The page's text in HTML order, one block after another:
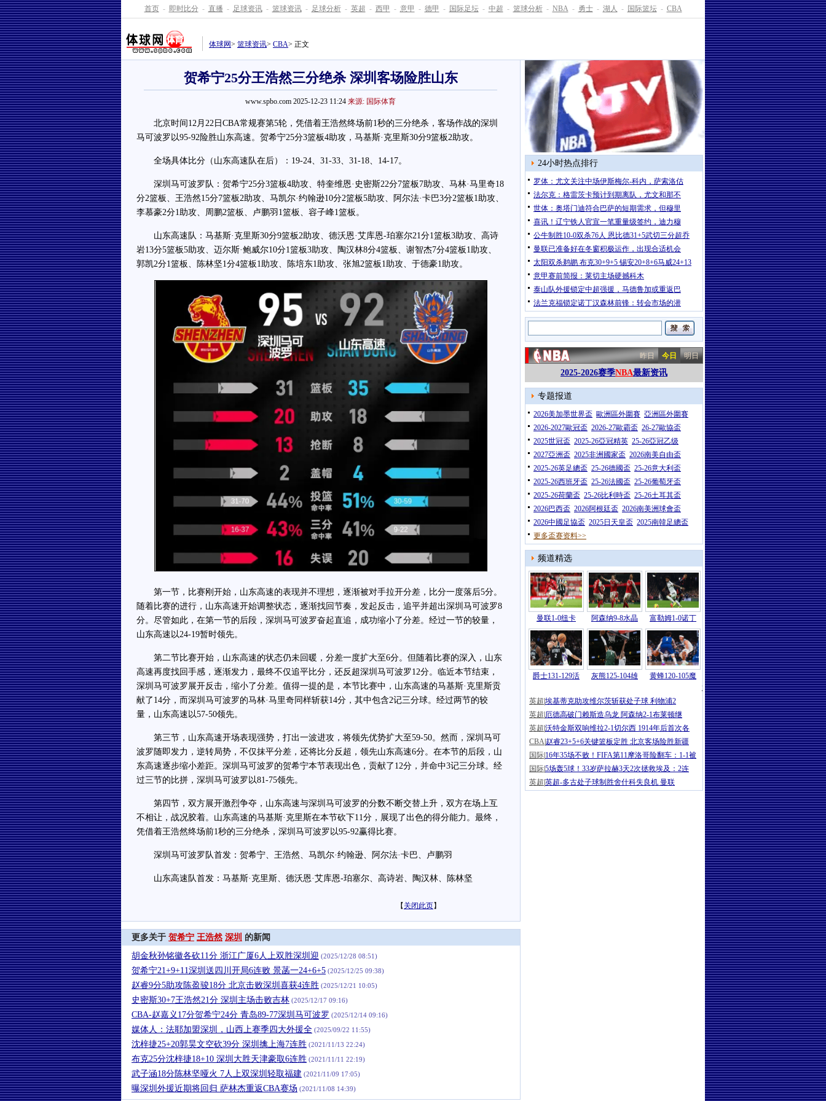
首页 - 即时比分 - 直播 - 足球资讯 - 篮球资讯 - 足球分析 - 英超 - 西甲 - 意甲 - 德甲 - 国际足坛 - 中超 - 篮球分析 - NBA - 勇士 - 湖人 - 国际篮坛 - CBA
体球网> 篮球资讯> CBA> 正文
贺希宁25分王浩然三分绝杀 深圳客场险胜山东
www.spbo.com 2025-12-23 11:24 来源: 国际体育
北京时间12月22日CBA常规赛第5轮，凭借着王浩然终场前1秒的三分绝杀，客场作战的深圳
马可波罗以95-92险胜山东高速。贺希宁25分3篮板4助攻，马基斯·克里斯30分9篮板2助攻。
全场具体比分（山东高速队在后）：19-24、31-33、31-18、14-17。
深圳马可波罗队：贺希宁25分3篮板4助攻、特奎维恩·史密斯22分7篮板7助攻、马林·马里奇18
分2篮板、王浩然15分7篮板2助攻、马凯尔·约翰逊10分2篮板5助攻、阿尔法·卡巴3分2篮板1助攻、
李慕豪2分1助攻、周鹏2篮板、卢鹏羽1篮板、容子峰1篮板。
山东高速队：马基斯·克里斯30分9篮板2助攻、德沃恩·艾库恩-珀塞尔21分1篮板3助攻、高诗
岩13分5篮板5助攻、迈尔斯·鲍威尔10分1篮板3助攻、陶汉林8分4篮板、谢智杰7分4篮板1助攻、
郭凯2分1篮板、陈林坚1分4篮板1助攻、陈培东1助攻、张旭2篮板1助攻、于德豪1助攻。
第一节，比赛刚开始，山东高速的表现并不理想，逐渐被对手拉开分差，比分一度落后5分。
随着比赛的进行，山东高速开始调整状态，逐渐找回节奏，发起反击，追平并超出深圳马可波罗8
分。尽管如此，在第一节的后段，深圳马可波罗奋起直追，成功缩小了分差。经过一节的较量，
山东高速以24-19暂时领先。
第二节比赛开始，山东高速的状态仍未回暖，分差一度扩大至6分。但随着比赛的深入，山东
高速再度找回手感，逐渐发力，最终不仅追平比分，还反超深圳马可波罗12分。临近本节结束，
深圳马可波罗展开反击，缩小了分差。值得一提的是，本节比赛中，山东高速的马基斯·克里斯贡
献了14分，而深圳马可波罗的马林·马里奇同样斩获14分，其中包含2记三分球。经过两节的较
量，山东高速以57-50领先。
第三节，山东高速开场表现强势，打出一波进攻，将领先优势扩大至59-50。然而，深圳马可
波罗随即发力，逆转局势，不仅抹平分差，还将比分反超，领先山东高速6分。在本节的后段，山
东高速逐步缩小差距。深圳马可波罗的贺希宁本节表现出色，贡献了12分，并命中3记三分球。经
过三节的比拼，深圳马可波罗以81-75领先。
第四节，双方展开激烈争夺，山东高速与深圳马可波罗的分数不断交替上升，双方在场上互
不相让，战况胶着。山东高速的马基斯·克里斯在本节砍下11分，展现了出色的得分能力。最终，
凭借着王浩然终场前1秒的三分绝杀，深圳马可波罗以95-92赢得比赛。
深圳马可波罗队首发：贺希宁、王浩然、马凯尔·约翰逊、阿尔法·卡巴、卢鹏羽
山东高速队首发：马基斯·克里斯、德沃恩·艾库恩-珀塞尔、高诗岩、陶汉林、陈林坚
【 关闭此页】
更多关于 贺希宁 王浩然 深圳 的新闻
胡金秋孙铭徽各砍11分 浙江广厦6人上双胜深圳迎 (2025/12/28 08:51)
贺希宁21+9+11深圳送四川开局6连败 景菡一24+6+5 (2025/12/25 09:38)
赵睿9分5助攻陈盈骏18分 北京击败深圳喜获4连胜 (2025/12/21 10:05)
史密斯30+7王浩然21分 深圳主场击败吉林 (2025/12/17 09:16)
CBA-赵嘉义17分贺希宁24分 青岛89-77深圳马可波罗 (2025/12/14 09:16)
媒体人：法耶加盟深圳，山西上赛季四大外援全 (2025/09/22 11:55)
沈梓捷25+20郭昊文空砍39分 深圳擒上海7连胜 (2021/11/13 22:24)
布克25分沈梓捷18+10 深圳大胜天津豪取6连胜 (2021/11/11 22:19)
武子涵18分陈林坚哑火 7人上双深圳轻取福建 (2021/11/09 17:05)
曝深圳外援近期将回归 萨林杰重返CBA赛场 (2021/11/08 14:39)
24小时热点排行
罗体：尤文关注中场伊斯梅尔-科内，萨索洛估
法尔克：格雷茨卡预计到期离队，尤文和那不
世体：奥塔门迪符合巴萨的短期需求，但穆里
喜讯！辽宁铁人官宣一笔重量级签约，迪力穆
公牛制胜10-0双杀76人 恩比德31+5武切三分超乔
曼联已准备好在冬窗积极运作，出现合适机会
太阳双杀鹈鹕 布克30+9+5 锡安20+8+6马威24+13
意甲赛前简报：莱切主场硬撼科木
泰山队外援锁定中超强援，马德鲁加或重返巴
法兰克福锁定诺丁汉森林前锋：转会市场的潜
昨日 今日 明日
2025-2026赛季NBA最新资讯
专题报道
2026美加墨世界盃 歐洲區外圍賽 亞洲區外圍賽
2026-2027歐冠盃 2026-27歐霸盃 26-27歐協盃
2025世冠盃 2025-26亞冠精英 25-26亞冠乙级
2027亞洲盃 2025非洲國家盃 2026南美自由盃
2025-26英足總盃 25-26德國盃 25-26意大利盃
2025-26西班牙盃 25-26法國盃 25-26葡萄牙盃
2025-26荷蘭盃 25-26比利時盃 25-26土耳其盃
2026巴西盃 2026阿根廷盃 2026南美洲球會盃
2026中國足協盃 2025日天皇盃 2025南韓足總盃
更多盃赛资料>>
频道精选
曼联1-0纽卡 阿森纳9-8水晶 富勒姆1-0诺丁
爵士131-129活 灰熊125-104雄
黄蜂120-105魔
意甲|卡卢卢破门伊尔迪兹建功 尤文2-
英超 埃基蒂克助攻维尔茨斩获处子球 利物浦2
英超 厄德高破门赖斯造乌龙 阿森纳2-1布莱顿继
英超 沃特金斯双响维拉2-1切尔西 1914年后首次各
CBA 赵睿23+5+6关键篮板定胜 北京客场险胜新疆
国际 16年35场不败！FIFA第11摩洛哥险翻车：1-1被
国际5场轰5球！33岁萨拉赫3天2次拯救埃及：2连
英超 英超-多古处子球制胜舍什科失良机 曼联